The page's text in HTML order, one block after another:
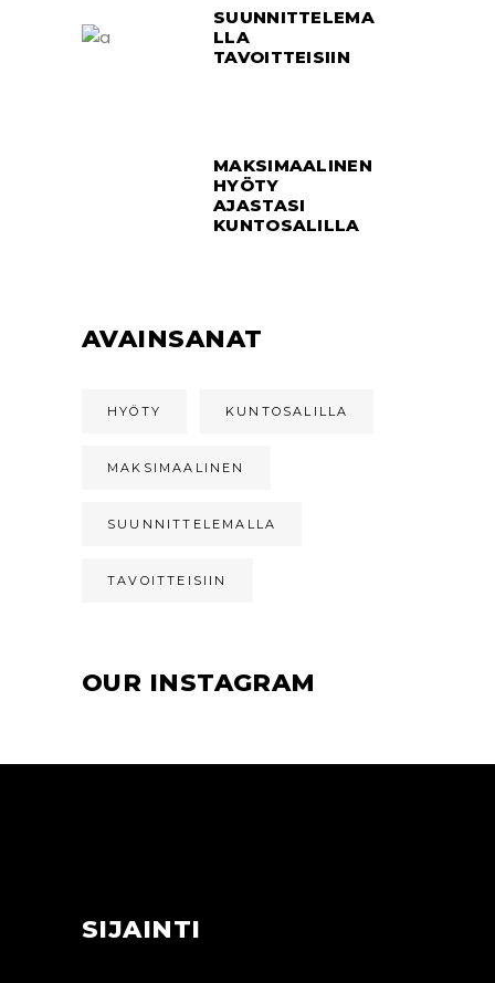
SUUNNITTELEMA
LLA
TAVOITTEISIIN
MAKSIMAALINEN
HYÖTY
AJASTASI
KUNTOSALILLA
AVAINSANAT
HYÖTY KUNTOSALILLA
MAKSIMAALINEN
SUUNNITTELEMALLA
TAVOITTEISIIN
OUR INSTAGRAM
SIJAINTI